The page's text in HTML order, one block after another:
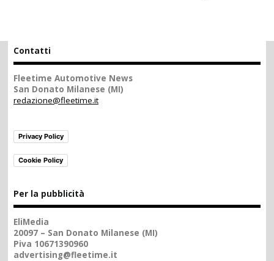
Contatti
Fleetime Automotive News
San Donato Milanese (MI)
redazione@fleetime.it
Privacy Policy
Cookie Policy
Per la pubblicità
EliMedia
20097 – San Donato Milanese (MI)
Piva 10671390960
advertising@fleetime.it